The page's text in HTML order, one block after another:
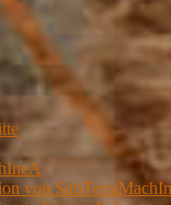
von